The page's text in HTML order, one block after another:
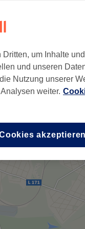
um Inhalte
und unseren
Nutzung unserer
weiter.
akzeptieren